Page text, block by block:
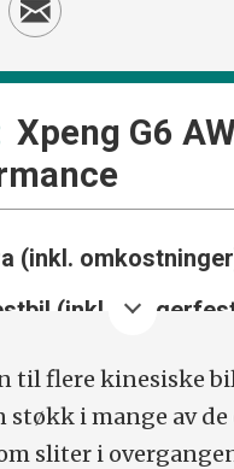
Xpeng G6
(inkl.
(inkl.
87,5 kWt, 476 hk,
automat.
til flere kinesiske
støkk i mange av
sliter i